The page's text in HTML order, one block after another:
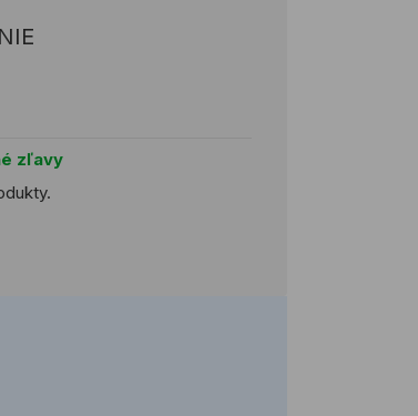
zľavy